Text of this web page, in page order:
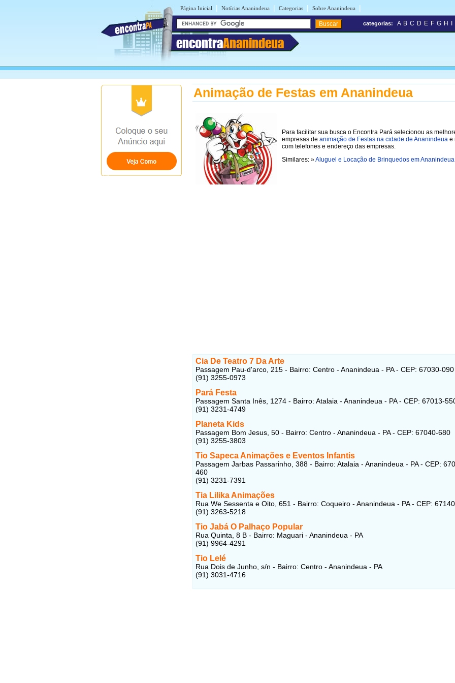
Página Inicial | Notícias Ananindeua | Categorias | Sobre Ananindeua |
encontraAnanindeua
categorias: A B C D E F G H
Animação de Festas em Ananindeua
Para facilitar sua busca o Encontra Pará selecionou as
empresas de animação de Festas na cidade de Ananindeua e
com telefones e endereço das empresas.
Similares: »Aluguel e Locação de Brinquedos em Ananindeua
Cia De Teatro 7 Da Arte
Passagem Pau-d'arco, 215 - Bairro: Centro - Ananindeua - PA - CEP: 67030-090
(91) 3255-0973
Pará Festa
Passagem Santa Inês, 1274 - Bairro: Atalaia - Ananindeua - PA - CEP: 67013-
(91) 3231-4749
Planeta Kids
Passagem Bom Jesus, 50 - Bairro: Centro - Ananindeua - PA - CEP: 67040-680
(91) 3255-3803
Tio Sapeca Animações e Eventos Infantis
Passagem Jarbas Passarinho, 388 - Bairro: Atalaia - Ananindeua - PA - CEP:
460
(91) 3231-7391
Tia Lilika Animações
Rua We Sessenta e Oito, 651 - Bairro: Coqueiro - Ananindeua - PA - CEP:
(91) 3263-5218
Tio Jabá O Palhaço Popular
Rua Quinta, 8 B - Bairro: Maguari - Ananindeua - PA
(91) 9964-4291
Tio Lelé
Rua Dois de Junho, s/n - Bairro: Centro - Ananindeua - PA
(91) 3031-4716